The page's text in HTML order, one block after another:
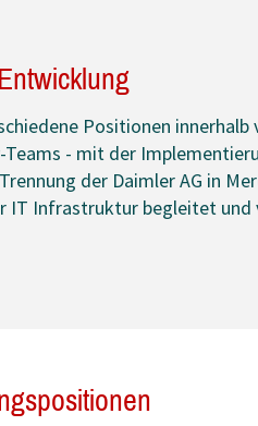
Positionen innerhalb
- mit der
der Daimler AG in
IT Infrastruktur begleitet